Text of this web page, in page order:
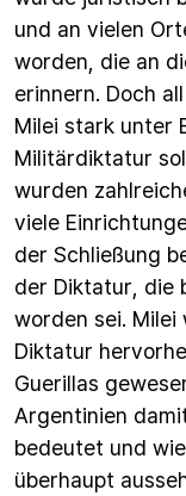
und an vielen
worden, die an
erinnern. Doch
Milei stark unter
Militärdiktatur
wurden
viele
der Schließung
der Diktatur, die
worden sei.
Diktatur
Guerillas
Argentinien
bedeutet und
überhaupt